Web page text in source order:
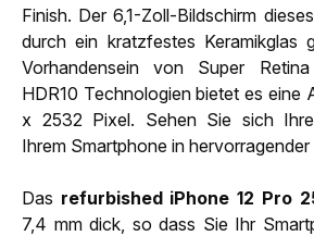
Finish. Der 6,1-Zoll-Bildschirm
durch ein kratzfestes Keramikglas
Vorhandensein von Super
HDR10 Technologien bietet es eine
x 2532 Pixel. Sehen Sie sich
Ihrem Smartphone in
Das refurbished iPhone 12 Pro
7,4 mm dick, so dass Sie Ihr